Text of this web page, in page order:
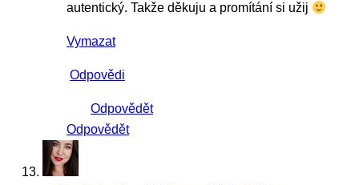
autentický. Takže děkuju a promítání si užij
Vymazat
Odpovědi
Odpovědět
Odpovědět